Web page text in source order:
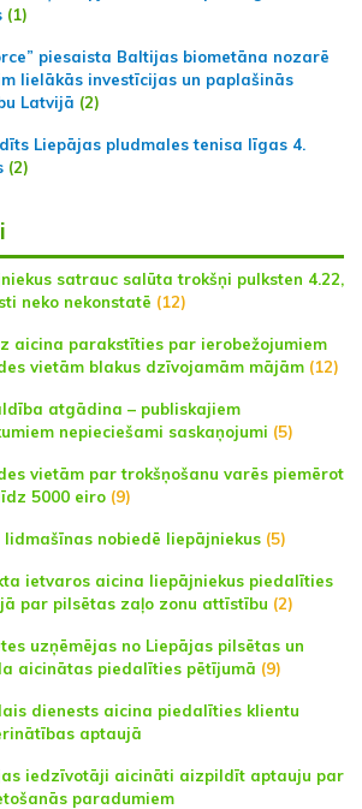
(1)
piesaista Baltijas biometāna nozarē
lielākās investīcijas un paplašinās
Latvijā (2)
Liepājas pludmales tenisa līgas 4.
(2)
satrauc salūta trokšņi pulksten 4.22,
neko nekonstatē (12)
aicina parakstīties par ierobežojumiem
vietām blakus dzīvojamām mājām (12)
atgādina – publiskajiem
nepieciešami saskaņojumi (5)
vietām par trokšņošanu varēs piemērot
5000 eiro (9)
lidmašīnas nobiedē liepājniekus (5)
ietvaros aicina liepājniekus piedalīties
par pilsētas zaļo zonu attīstību (2)
uzņēmējas no Liepājas pilsētas un
aicinātas piedalīties pētījumā (9)
dienests aicina piedalīties klientu
aptaujā
iedzīvotāji aicināti aizpildīt aptauju par
paradumiem